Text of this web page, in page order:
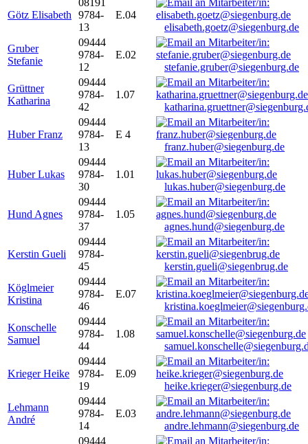
Götz Elisabeth
08191
9784-
13
E.04
elisabeth.goetz@siegenburg.de
Gruber
Stefanie
09444
9784-
12
E.02
stefanie.gruber@siegenburg.de
Grüttner
Katharina
09444
9784-
42
1.07
Huber Franz
09444
9784-
13
E 4
franz.huber@siegenburg.de
Huber Lukas
09444
9784-
30
1.01
lukas.huber@siegenburg.de
Hund Agnes
09444
9784-
37
1.05
agnes.hund@siegenburg.de
Kerstin Gueli
09444
9784-
45
kerstin.gueli@siegenbrug.de
Köglmeier
Kristina
09444
9784-
46
E.07
Konschelle
Samuel
09444
9784-
44
1.08
Krieger Heike
09444
9784-
19
E.09
heike.krieger@siegenburg.de
Lehmann
André
09444
9784-
14
E.03
andre.lehmann@siegenburg.de
09444